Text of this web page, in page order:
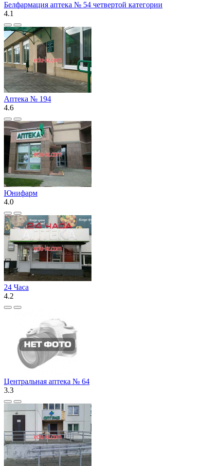
Белфармация аптека № 54 четвертой категории
4.1
Аптека № 194
4.6
Юнифарм
4.0
24 Часа
4.2
Центральная аптека № 64
3.3